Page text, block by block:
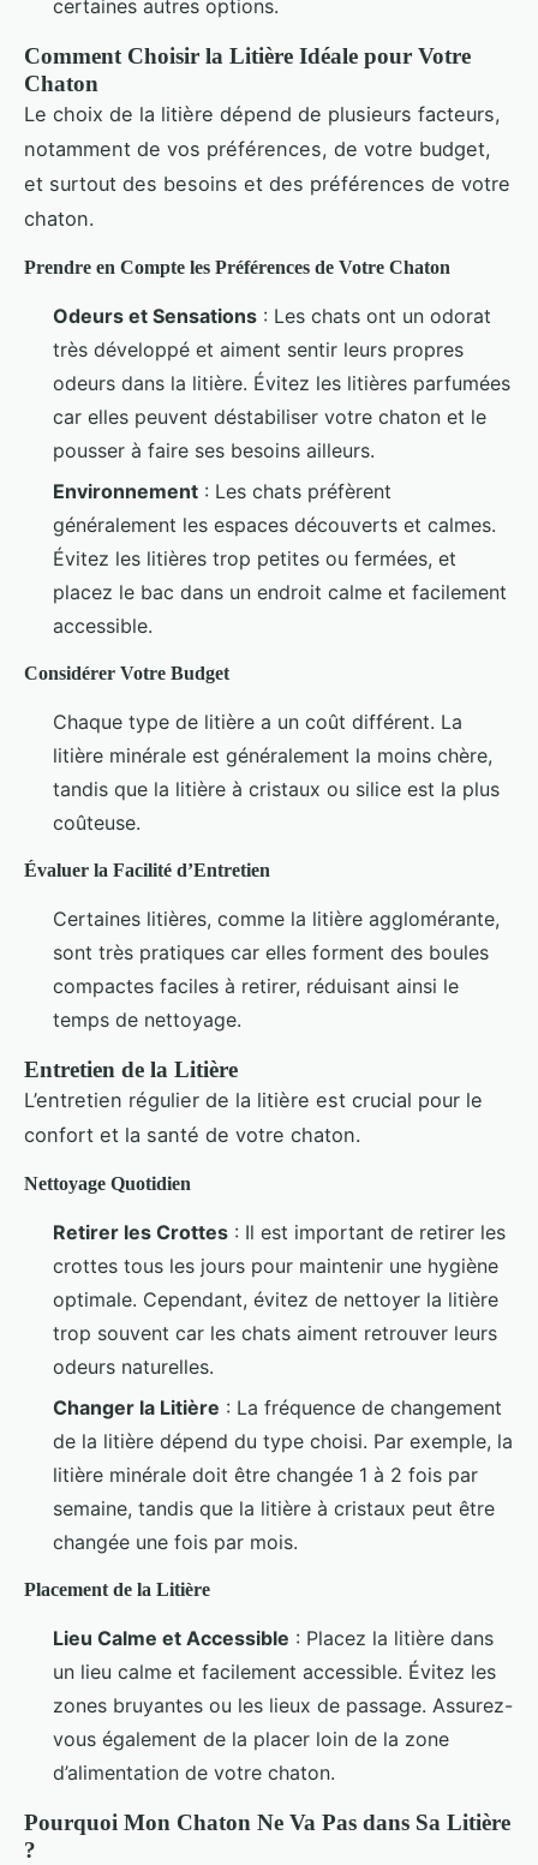
certaines autres options.
Comment Choisir la Litière Idéale pour Votre
Chaton
Le choix de la litière dépend de plusieurs facteurs,
notamment de vos préférences, de votre budget,
et surtout des besoins et des préférences de votre
chaton.
Prendre en Compte les Préférences de Votre Chaton
Odeurs et Sensations : Les chats ont un odorat
très développé et aiment sentir leurs propres
odeurs dans la litière. Évitez les litières parfumées
car elles peuvent déstabiliser votre chaton et le
pousser à faire ses besoins ailleurs.
Environnement : Les chats préfèrent
généralement les espaces découverts et calmes.
Évitez les litières trop petites ou fermées, et
placez le bac dans un endroit calme et facilement
accessible.
Considérer Votre Budget
Chaque type de litière a un coût différent. La
litière minérale est généralement la moins chère,
tandis que la litière à cristaux ou silice est la plus
coûteuse.
Évaluer la Facilité d’Entretien
Certaines litières, comme la litière agglomérante,
sont très pratiques car elles forment des boules
compactes faciles à retirer, réduisant ainsi le
temps de nettoyage.
Entretien de la Litière
L’entretien régulier de la litière est crucial pour le
confort et la santé de votre chaton.
Nettoyage Quotidien
Retirer les Crottes : Il est important de retirer les
crottes tous les jours pour maintenir une hygiène
optimale. Cependant, évitez de nettoyer la litière
trop souvent car les chats aiment retrouver leurs
odeurs naturelles.
Changer la Litière : La fréquence de changement
de la litière dépend du type choisi. Par exemple, la
litière minérale doit être changée 1 à 2 fois par
semaine, tandis que la litière à cristaux peut être
changée une fois par mois.
Placement de la Litière
Lieu Calme et Accessible : Placez la litière dans
un lieu calme et facilement accessible. Évitez les
zones bruyantes ou les lieux de passage. Assurez-
vous également de la placer loin de la zone
d’alimentation de votre chaton.
Pourquoi Mon Chaton Ne Va Pas dans Sa Litière
?